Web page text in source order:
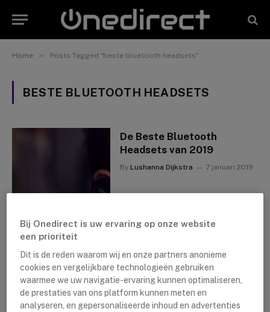
Home » Posts Tagged "beste bluetooth headsets"
BESTE BLUETOOTH HEADSETS
De Beste Bluetooth
Headsets van 2019
By Lushanna Dijkstra 7 januari 2019
Bij Onedirect is uw ervaring op onze website
een prioriteit
Dit is de reden waarom wij en onze partners anonieme
cookies en vergelijkbare technologieën gebruiken
waarmee we uw navigatie-ervaring kunnen optimaliseren,
de prestaties van ons platform kunnen meten en
analyseren, en gepersonaliseerde inhoud en advertenties